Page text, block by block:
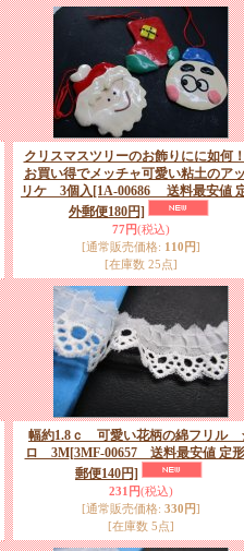
クリスマスツリーのお飾りにに如何
お買い得でメッチャ可愛い粘土のア
リケ 3個入 [1A-00686 送料最安値
外郵便180円]
77円(税込)
[通常販売価格: 110円]
[在庫数 25点]
幅約1.8ｃ 可愛い花柄の綿フリル
ロ 3M[3MF-00657 送料最安値 定
郵便140円]
231円(税込)
[通常販売価格: 330円]
[在庫数 5点]